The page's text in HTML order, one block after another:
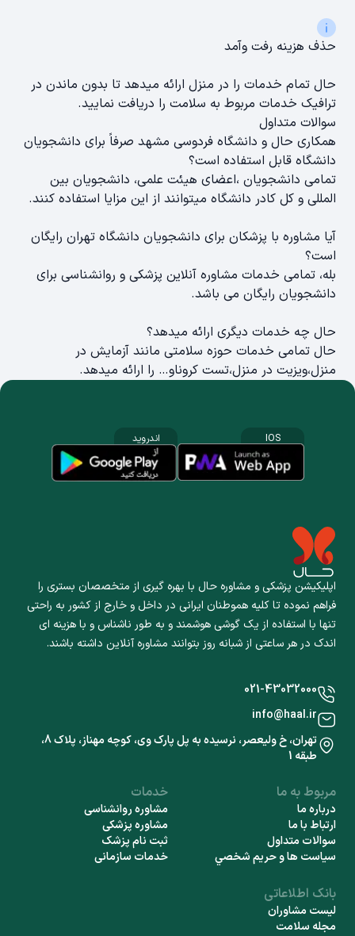
حذف هزینه رفت وآمد
حال تمام خدمات را در منزل ارائه میدهد تا بدون ماندن در
ترافیک خدمات مربوط به سلامت را دریافت نمایید.
سوالات متداول
همکاری حال و دانشگاه فردوسی مشهد صرفاً برای دانشجویان
دانشگاه قابل استفاده است؟
تمامی دانشجویان ،اعضای هیئت علمی، دانشجویان بین
المللی و کل کادر دانشگاه میتوانند از این مزایا استفاده کنند.
آیا مشاوره با پزشکان برای دانشجویان دانشگاه تهران رایگان
است؟
بله، تمامی خدمات مشاوره آنلاین پزشکی و روانشناسی برای
دانشجویان رایگان می باشد.
حال چه خدمات دیگری ارائه میدهد؟
حال تمامی خدمات حوزه سلامتی مانند آزمایش در
منزل،ویزیت در منزل،تست کروناو… را ارائه میدهد.
اپلیکیشن پزشکی و مشاوره حال با بهره گیری از متخصصان بستری را
فراهم نموده تا کلیه هموطنان ایرانی در داخل و خارج از کشور به راحتی
تنها با استفاده از یک گوشی هوشمند و به طور ناشناس و با هزینه ای
اندک در هر ساعتی از شبانه روز بتوانند مشاوره آنلاین داشته باشند.
IOS اندروید
مربوط به ما
درباره ما
ارتباط با ما
سوالات متداول
سياست ها و حريم شخصي
خدمات
مشاوره روانشناسی
مشاوره پزشکی
ثبت نام پزشک
خدمات سازمانی
بانک اطلاعاتی
لیست مشاوران
مجله سلامت
021-43032000
info@haal.ir
تهران، خ ولیعصر، نرسیده به پل پارک وی، کوچه مهناز، پلاک 8،
طبقه 1